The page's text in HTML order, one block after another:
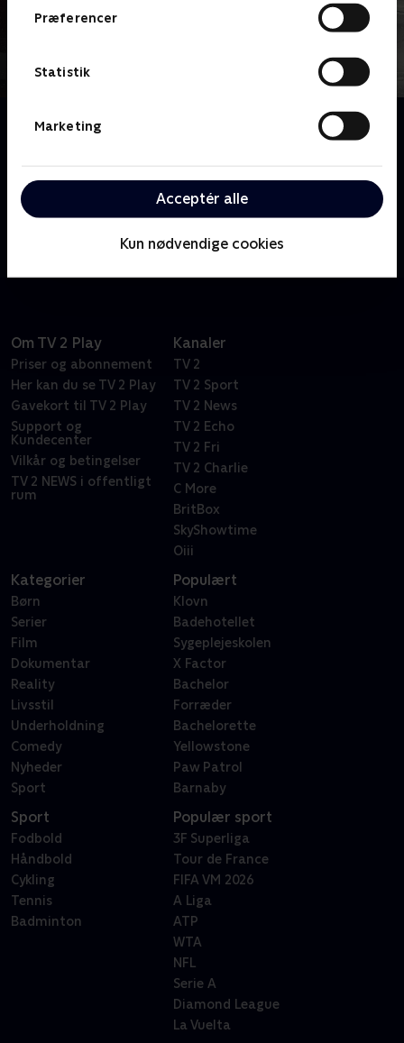
Præferencer
Statistik
Marketing
Acceptér alle
Kun nødvendige cookies
Om Death of a Show Jumper
Da en ung springrytter dør i 2020, accepterer
selvmord. Kun hendes veninde tvivler og samler et lille
hold for at afsløre en chokerende historie om seksuel
Om TV 2 Play
Priser og abonnement
Her kan du se TV 2 Play
Gavekort til TV 2 Play
Support og
Kundecenter
Vilkår og betingelser
TV 2 NEWS i offentligt
rum
Kanaler
TV 2
TV 2 Sport
TV 2 News
TV 2 Echo
TV 2 Fri
TV 2 Charlie
C More
BritBox
SkyShowtime
Oiii
Kategorier
Børn
Serier
Film
Dokumentar
Reality
Livsstil
Underholdning
Comedy
Nyheder
Sport
Populært
Klovn
Badehotellet
Sygeplejeskolen
X Factor
Bachelor
Forræder
Bachelorette
Yellowstone
Paw Patrol
Barnaby
Sport
Fodbold
Håndbold
Cykling
Tennis
Badminton
Populær sport
3F Superliga
Tour de France
FIFA VM 2026
A Liga
ATP
WTA
NFL
Serie A
Diamond League
La Vuelta